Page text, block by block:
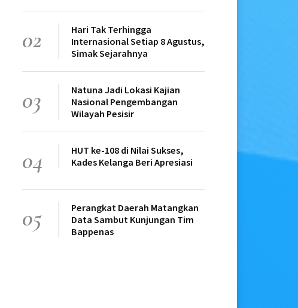
02
Hari Tak Terhingga
Internasional Setiap 8 Agustus,
Simak Sejarahnya
03
Natuna Jadi Lokasi Kajian
Nasional Pengembangan
Wilayah Pesisir
04
HUT ke-108 di Nilai Sukses,
Kades Kelanga Beri Apresiasi
05
Perangkat Daerah Matangkan
Data Sambut Kunjungan Tim
Bappenas